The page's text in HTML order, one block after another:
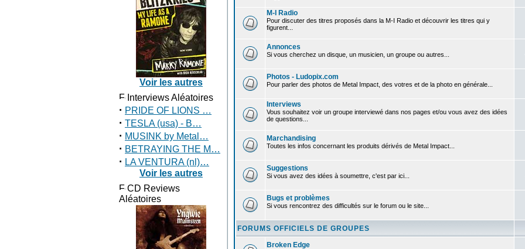
Voir les autres
Interviews Aléatoires
· PRIDE OF LIONS …
· TESLA (usa) - B…
· MUSINK by Metal…
· BETRAYING THE M…
· LA VENTURA (nl)…
Voir les autres
CD Reviews
Aléatoires
M-I Radio
Pour discuter des titres proposés dans la M-I Radio et découvrir les titres qui y
figurent...
Annonces
Si vous cherchez un disque, un musicien, un groupe ou autres...
Photos - Ludopix.com
Pour parler des photos de Metal Impact, des votres et de la photo en générale...
Interviews
Vous souhaitez voir un groupe interviewé dans nos pages et/ou vous avez des idées
de questions...
Marchandising
Toutes les infos concernant les produits dérivés de Metal Impact...
Suggestions
Si vous avez des idées à soumettre, c'est par ici...
Bugs et problèmes
Si vous rencontrez des difficultés sur le forum ou le site...
FORUMS OFFICIELS DE GROUPES
Broken Edge